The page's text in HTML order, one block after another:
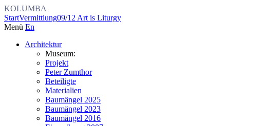
KOLUMBA
StartVermittlung09/12 Art is Liturgy
Menü En
Architektur
Museum:
Projekt
Peter Zumthor
Beteiligte
Materialien
Baumängel 2025
Baumängel 2023
Baumängel 2016